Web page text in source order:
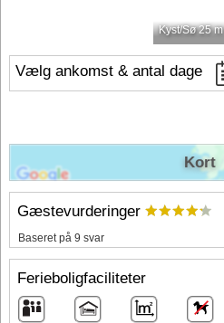
Kyst/Sø 25 m
Vælg ankomst & antal dage
Gæstevurderinger
Baseret på 9 svar
Ferieboligfaciliteter
Kort